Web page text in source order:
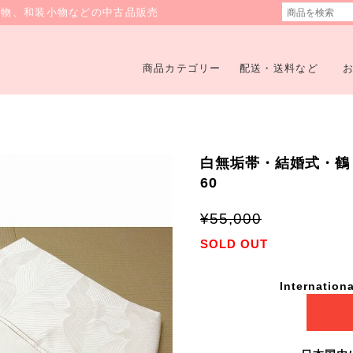
、和装小物などの中古品販売
商品カテゴリー 配送・送料など
白無垢帯・結婚式・
60
¥55,000
SOLD OUT